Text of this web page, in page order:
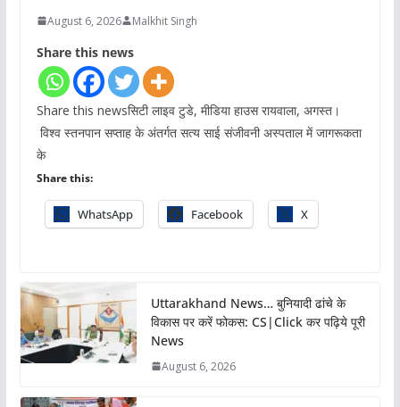
August 6, 2026 Malkhit Singh
Share this news
Share this newsसिटी लाइव टुडे, मीडिया हाउस रायवाला, अगस्त।
विश्व स्तनपान सप्ताह के अंतर्गत सत्य साई संजीवनी अस्पताल में जागरूकता
के
Share this:
WhatsApp Facebook X
Uttarakhand News… बुनियादी ढांचे के
विकास पर करें फोकस: CS|Click कर पढ़िये पूरी
News
August 6, 2026